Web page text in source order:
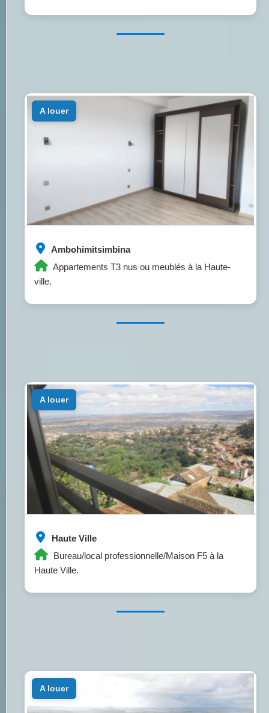
Ambohimitsimbina
Appartements T3 nus ou meublés à la Haute-
ville.
a louer
Haute Ville
Bureau/local professionnelle/Maison F5 à la
Haute Ville.
a louer
a louer